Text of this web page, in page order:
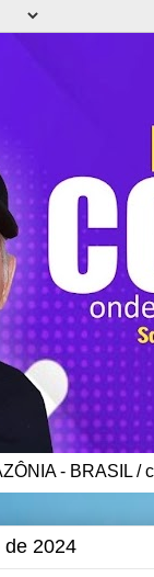
- BRASIL /
de 2024